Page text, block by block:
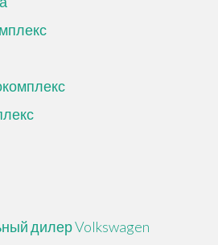
дилер Volkswagen